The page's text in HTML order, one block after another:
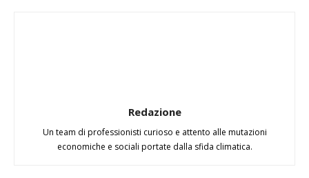
Redazione
Un team di professionisti curioso e attento alle mutazioni
economiche e sociali portate dalla sfida climatica.